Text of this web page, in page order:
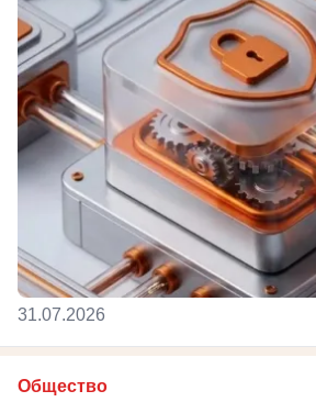
31.07.2026
Общество